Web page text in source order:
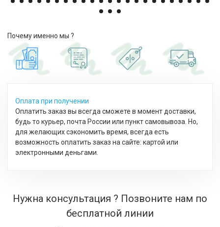
Почему именно мы ?
Оплата при получении
Оплатить заказ вы всегда сможете в момент доставки,
будь то курьер, почта России или пункт самовывоза. Но,
для желающих сэкономить время, всегда есть
возможность оплатить заказ на сайте: картой или
электронными деньгами.
Нужна консультация ? Позвоните нам по
бесплатной линии